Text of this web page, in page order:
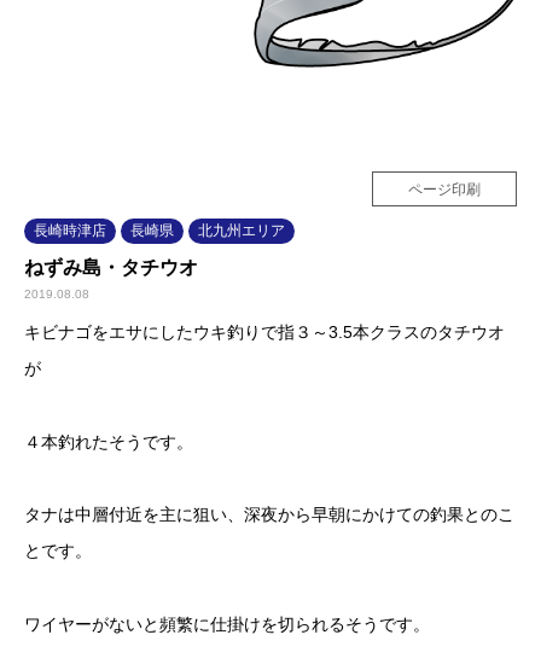
ページ印刷
長崎時津店 長崎県 北九州エリア
ねずみ島・タチウオ
2019.08.08
キビナゴをエサにしたウキ釣りで指３～3.5本クラスのタチウオ
が
４本釣れたそうです。
タナは中層付近を主に狙い、深夜から早朝にかけての釣果とのこ
とです。
ワイヤーがないと頻繁に仕掛けを切られるそうです。